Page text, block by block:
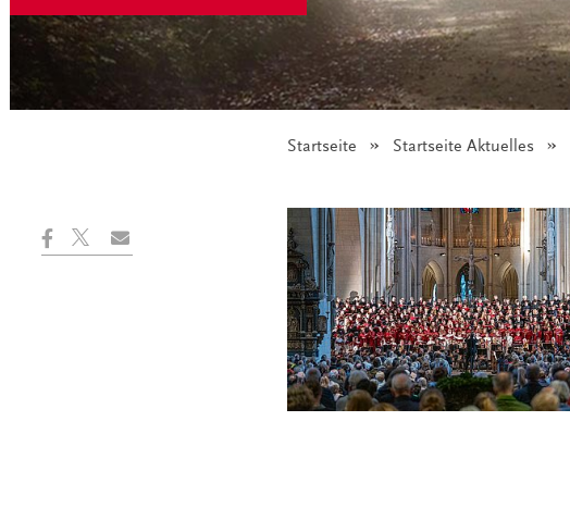
Startseite Startseite Aktuelles